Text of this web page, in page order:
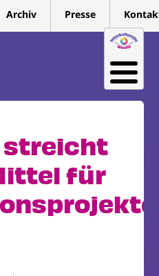
Archiv Presse
streicht
für